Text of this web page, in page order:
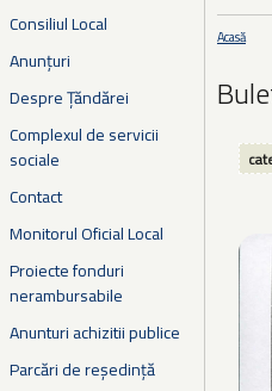
Consiliul Local
Anunțuri
Despre Țăndărei
Complexul de servicii
sociale
Contact
Monitorul Oficial Local
Proiecte fonduri
nerambursabile
Anunturi achizitii publice
Parcări de reședință
Eşti
Acasă